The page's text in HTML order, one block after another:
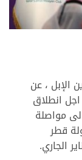
الإبل ، عن
انطلاق
الى مواصلة
قطر
الجاري.